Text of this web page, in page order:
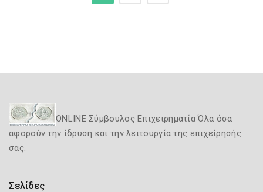
ONLINE Σύμβουλος Επιχειρηματία Όλα όσα
αφορούν την ίδρυση και την λειτουργία της επιχείρησής
σας.
Σελίδες